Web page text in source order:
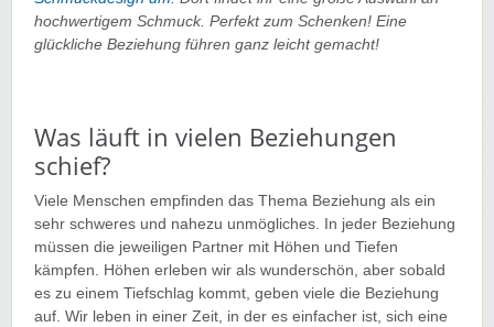
hochwertigem Schmuck. Perfekt zum Schenken! Eine
glückliche Beziehung führen ganz leicht gemacht!
Was läuft in vielen Beziehungen
schief?
Viele Menschen empfinden das Thema Beziehung als ein
sehr schweres und nahezu unmögliches. In jeder Beziehung
müssen die jeweiligen Partner mit Höhen und Tiefen
kämpfen. Höhen erleben wir als wunderschön, aber sobald
es zu einem Tiefschlag kommt, geben viele die Beziehung
auf. Wir leben in einer Zeit, in der es einfacher ist, sich eine